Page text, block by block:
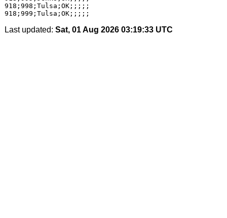
Last updated: Sat, 01 Aug 2026 03:19:33 UTC